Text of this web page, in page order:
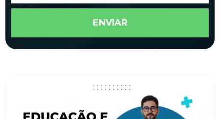
ENVIAR